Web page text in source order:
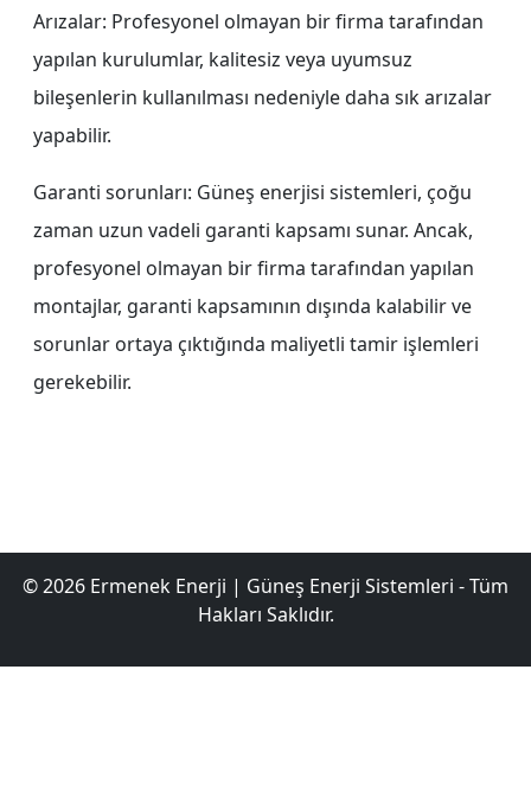
Arızalar: Profesyonel olmayan bir firma tarafından
yapılan kurulumlar, kalitesiz veya uyumsuz
bileşenlerin kullanılması nedeniyle daha sık arızalar
yapabilir.
Garanti sorunları: Güneş enerjisi sistemleri, çoğu
zaman uzun vadeli garanti kapsamı sunar. Ancak,
profesyonel olmayan bir firma tarafından yapılan
montajlar, garanti kapsamının dışında kalabilir ve
sorunlar ortaya çıktığında maliyetli tamir işlemleri
gerekebilir.
© 2026 Ermenek Enerji | Güneş Enerji Sistemleri - Tüm
Hakları Saklıdır.